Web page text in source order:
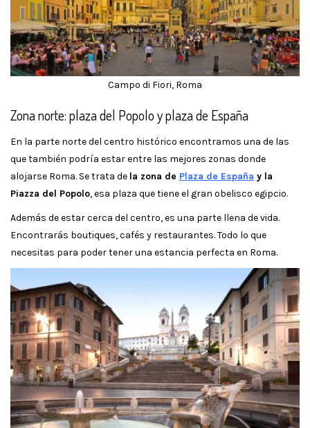
Campo di Fiori, Roma
Zona norte: plaza del Popolo y plaza de España
En la parte norte del centro histórico encontramos una de las
que también podría estar entre las mejores zonas donde
alojarse Roma. Se trata de la zona de Plaza de España y la
Piazza del Popolo, esa plaza que tiene el gran obelisco egipcio.
Además de estar cerca del centro, es una parte llena de vida.
Encontrarás boutiques, cafés y restaurantes. Todo lo que
necesitas para poder tener una estancia perfecta en Roma.